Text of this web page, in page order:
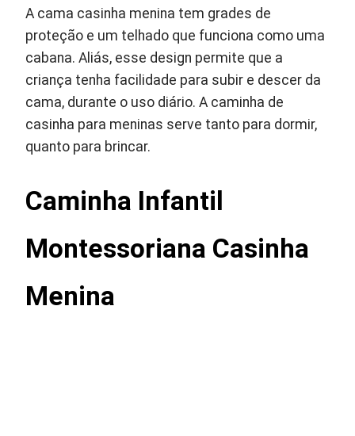
A cama casinha menina tem grades de
proteção e um telhado que funciona como uma
cabana. Aliás, esse design permite que a
criança tenha facilidade para subir e descer da
cama, durante o uso diário. A caminha de
casinha para meninas serve tanto para dormir,
quanto para brincar.
Caminha Infantil
Montessoriana Casinha
Menina